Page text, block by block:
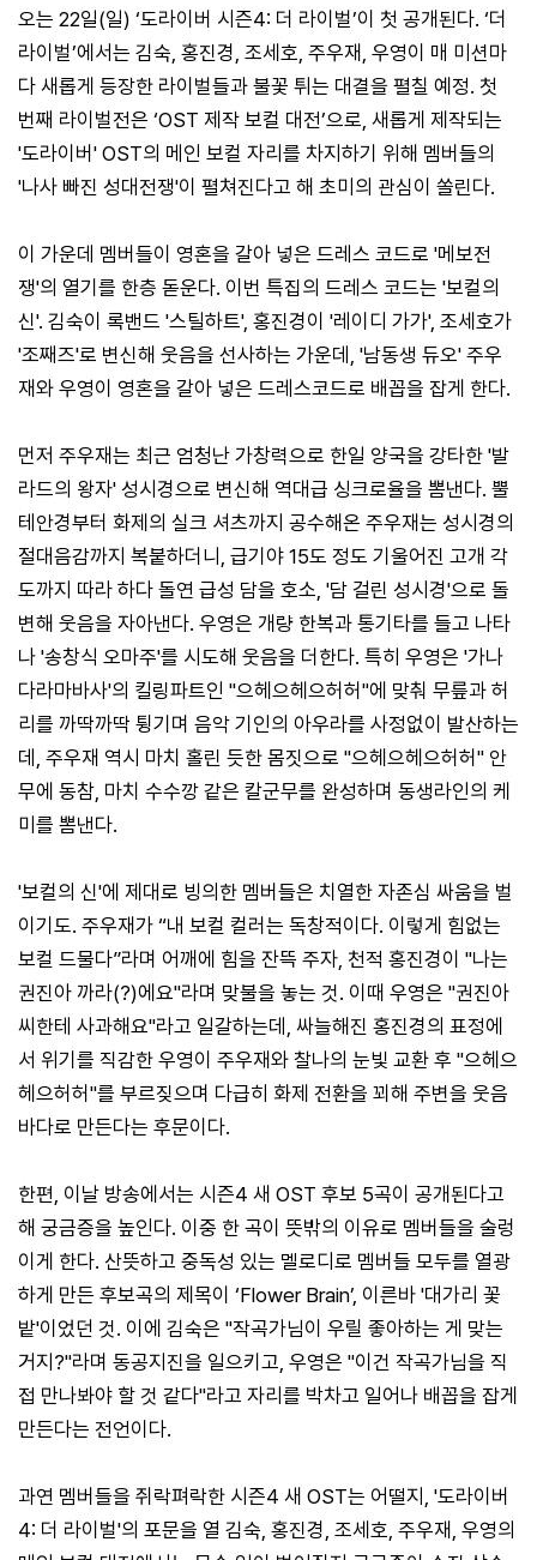
오는 22일(일) ‘도라이버 시즌4: 더 라이벌’이 첫 공개된다. ‘더
라이벌’에서는 김숙, 홍진경, 조세호, 주우재, 우영이 매 미션마
다 새롭게 등장한 라이벌들과 불꽃 튀는 대결을 펼칠 예정. 첫
번째 라이벌전은 ‘OST 제작 보컬 대전’으로, 새롭게 제작되는
'도라이버' OST의 메인 보컬 자리를 차지하기 위해 멤버들의
'나사 빠진 성대전쟁'이 펼쳐진다고 해 초미의 관심이 쏠린다.
이 가운데 멤버들이 영혼을 갈아 넣은 드레스 코드로 '메보전
쟁'의 열기를 한층 돋운다. 이번 특집의 드레스 코드는 '보컬의
신'. 김숙이 록밴드 '스틸하트', 홍진경이 '레이디 가가', 조세호가
'조째즈'로 변신해 웃음을 선사하는 가운데, '남동생 듀오' 주우
재와 우영이 영혼을 갈아 넣은 드레스코드로 배꼽을 잡게 한다.
먼저 주우재는 최근 엄청난 가창력으로 한일 양국을 강타한 '발
라드의 왕자' 성시경으로 변신해 역대급 싱크로율을 뽐낸다. 뿔
테안경부터 화제의 실크 셔츠까지 공수해온 주우재는 성시경의
절대음감까지 복붙하더니, 급기야 15도 정도 기울어진 고개 각
도까지 따라 하다 돌연 급성 담을 호소, '담 걸린 성시경'으로 돌
변해 웃음을 자아낸다. 우영은 개량 한복과 통기타를 들고 나타
나 '송창식 오마주'를 시도해 웃음을 더한다. 특히 우영은 '가나
다라마바사'의 킬링파트인 "으헤으헤으허허"에 맞춰 무릎과 허
리를 까딱까딱 튕기며 음악 기인의 아우라를 사정없이 발산하는
데, 주우재 역시 마치 홀린 듯한 몸짓으로 "으헤으헤으허허" 안
무에 동참, 마치 수수깡 같은 칼군무를 완성하며 동생라인의 케
미를 뽐낸다.
'보컬의 신'에 제대로 빙의한 멤버들은 치열한 자존심 싸움을 벌
이기도. 주우재가 “내 보컬 컬러는 독창적이다. 이렇게 힘없는
보컬 드물다”라며 어깨에 힘을 잔뜩 주자, 천적 홍진경이 "나는
권진아 까라(?)에요"라며 맞불을 놓는 것. 이때 우영은 "권진아
씨한테 사과해요"라고 일갈하는데, 싸늘해진 홍진경의 표정에
서 위기를 직감한 우영이 주우재와 찰나의 눈빛 교환 후 "으헤으
헤으허허"를 부르짖으며 다급히 화제 전환을 꾀해 주변을 웃음
바다로 만든다는 후문이다.
한편, 이날 방송에서는 시즌4 새 OST 후보 5곡이 공개된다고
해 궁금증을 높인다. 이중 한 곡이 뜻밖의 이유로 멤버들을 술렁
이게 한다. 산뜻하고 중독성 있는 멜로디로 멤버들 모두를 열광
하게 만든 후보곡의 제목이 ‘Flower Brain’, 이른바 '대가리 꽃
밭'이었던 것. 이에 김숙은 "작곡가님이 우릴 좋아하는 게 맞는
거지?"라며 동공지진을 일으키고, 우영은 "이건 작곡가님을 직
접 만나봐야 할 것 같다"라고 자리를 박차고 일어나 배꼽을 잡게
만든다는 전언이다.
과연 멤버들을 쥐락펴락한 시즌4 새 OST는 어떨지, '도라이버
4: 더 라이벌'의 포문을 열 김숙, 홍진경, 조세호, 주우재, 우영의